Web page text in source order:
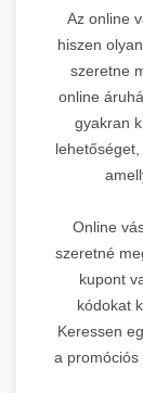
Az online
hiszen
szeretne
online
gyakran
Online
szeretné
kupont
kódokat
Keressen
a promóciós